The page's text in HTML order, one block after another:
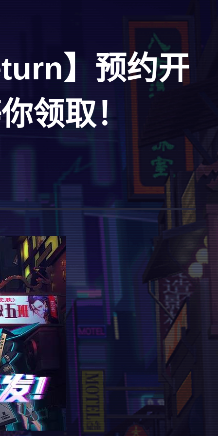
】预约开
领取！